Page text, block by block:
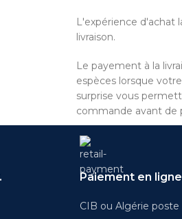
L'expérience d'achat
livraison.
Le payement à la
espèces lorsque
surprise vous
commande avant de
Paiement en
CIB ou Algérie poste